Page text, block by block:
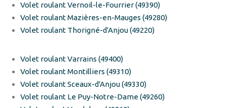
Volet roulant Vernoil-le-Fourrier (49390)
Volet roulant Mazières-en-Mauges (49280)
Volet roulant Thorigné-d'Anjou (49220)
Volet roulant Varrains (49400)
Volet roulant Montilliers (49310)
Volet roulant Sceaux-d'Anjou (49330)
Volet roulant Le Puy-Notre-Dame (49260)